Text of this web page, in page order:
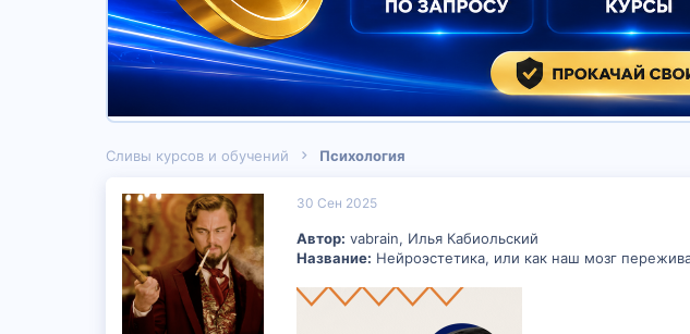
Сливы курсов и обучений Психология
30 Сен 2025
Автор: vabrain, Илья Кабиольский
Название: Нейроэстетика, или как наш мозг